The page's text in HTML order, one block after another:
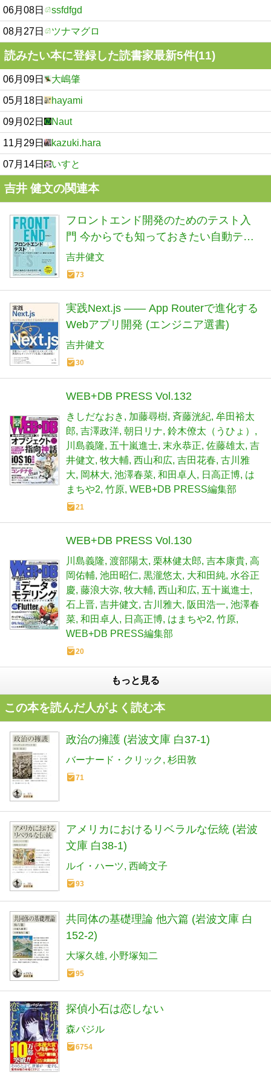
06月08日 ssfdfgd
08月27日 ツナマグロ
読みたい本に登録した読書家最新5件(11)
06月09日 大嶋肇
05月18日 hayami
09月02日 Naut
11月29日 kazuki.hara
07月14日 いすと
吉井 健文の関連本
フロントエンド開発のためのテスト入
門 今からでも知っておきたい自動テス
ト戦略の必須知識
吉井健文
73
実践Next.js —— App Routerで進化する
Webアプリ開発 (エンジニア選書)
吉井健文
30
WEB+DB PRESS Vol.132
きしだなおき 加藤尋樹 斉藤洸紀 牟田裕太
郎 吉澤政洋 朝日リナ 鈴木僚太（うひょ）
川島義隆 五十嵐進士 末永恭正 佐藤雄太 吉
井健文 牧大輔 西山和広 吉田花春 古川雅
大
岡林大 池澤春菜 和田卓人 日高正博 は
まちや2 竹原 WEB+DB PRESS編集部
21
WEB+DB PRESS Vol.130
川島義隆 渡部陽太 栗林健太郎 吉本康貴 高
岡佑輔 池田昭仁 黒瀧悠太 大和田純 水谷正
慶 藤浪大弥 牧大輔 西山和広 五十嵐進士
石上晋 吉井健文 古川雅大 阪田浩一 池澤春
菜 和田卓人 日高正博 はまちや2 竹原
WEB+DB PRESS編集部
20
もっと見る
この本を読んだ人がよく読む本
政治の擁護 (岩波文庫 白37-1)
バーナード・クリック 杉田敦
71
アメリカにおけるリベラルな伝統 (岩波
文庫 白38-1)
ルイ・ハーツ 西崎文子
93
共同体の基礎理論 他六篇 (岩波文庫 白
152-2)
大塚久雄 小野塚知二
95
探偵小石は恋しない
森バジル
6754